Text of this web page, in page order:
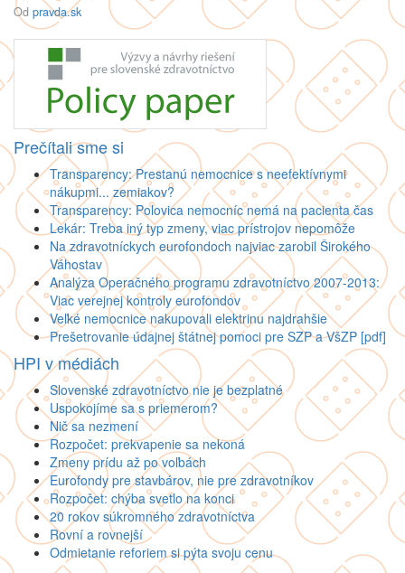
Od pravda.sk
Prečítali sme si
Transparency: Prestanú nemocnice s neefektívnymi
nákupmi... zemiakov?
Transparency: Polovica nemocníc nemá na pacienta čas
Lekár: Treba iný typ zmeny, viac prístrojov nepomôže
Na zdravotníckych eurofondoch najviac zarobil Širokého
Váhostav
Analýza Operačného programu zdravotníctvo 2007-2013:
Viac verejnej kontroly eurofondov
Veľké nemocnice nakupovali elektrinu najdrahšie
Prešetrovanie údajnej štátnej pomoci pre SZP a VšZP [pdf]
HPI v médiách
Slovenské zdravotníctvo nie je bezplatné
Uspokojíme sa s priemerom?
Nič sa nezmení
Rozpočet: prekvapenie sa nekoná
Zmeny prídu až po voľbách
Eurofondy pre stavbárov, nie pre zdravotníkov
Rozpočet: chýba svetlo na konci
20 rokov súkromného zdravotníctva
Rovní a rovnejší
Odmietanie reforiem si pýta svoju cenu